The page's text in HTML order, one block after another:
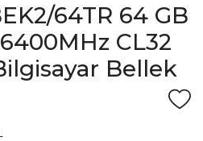
64TR 64 GB
CL32
Bellek